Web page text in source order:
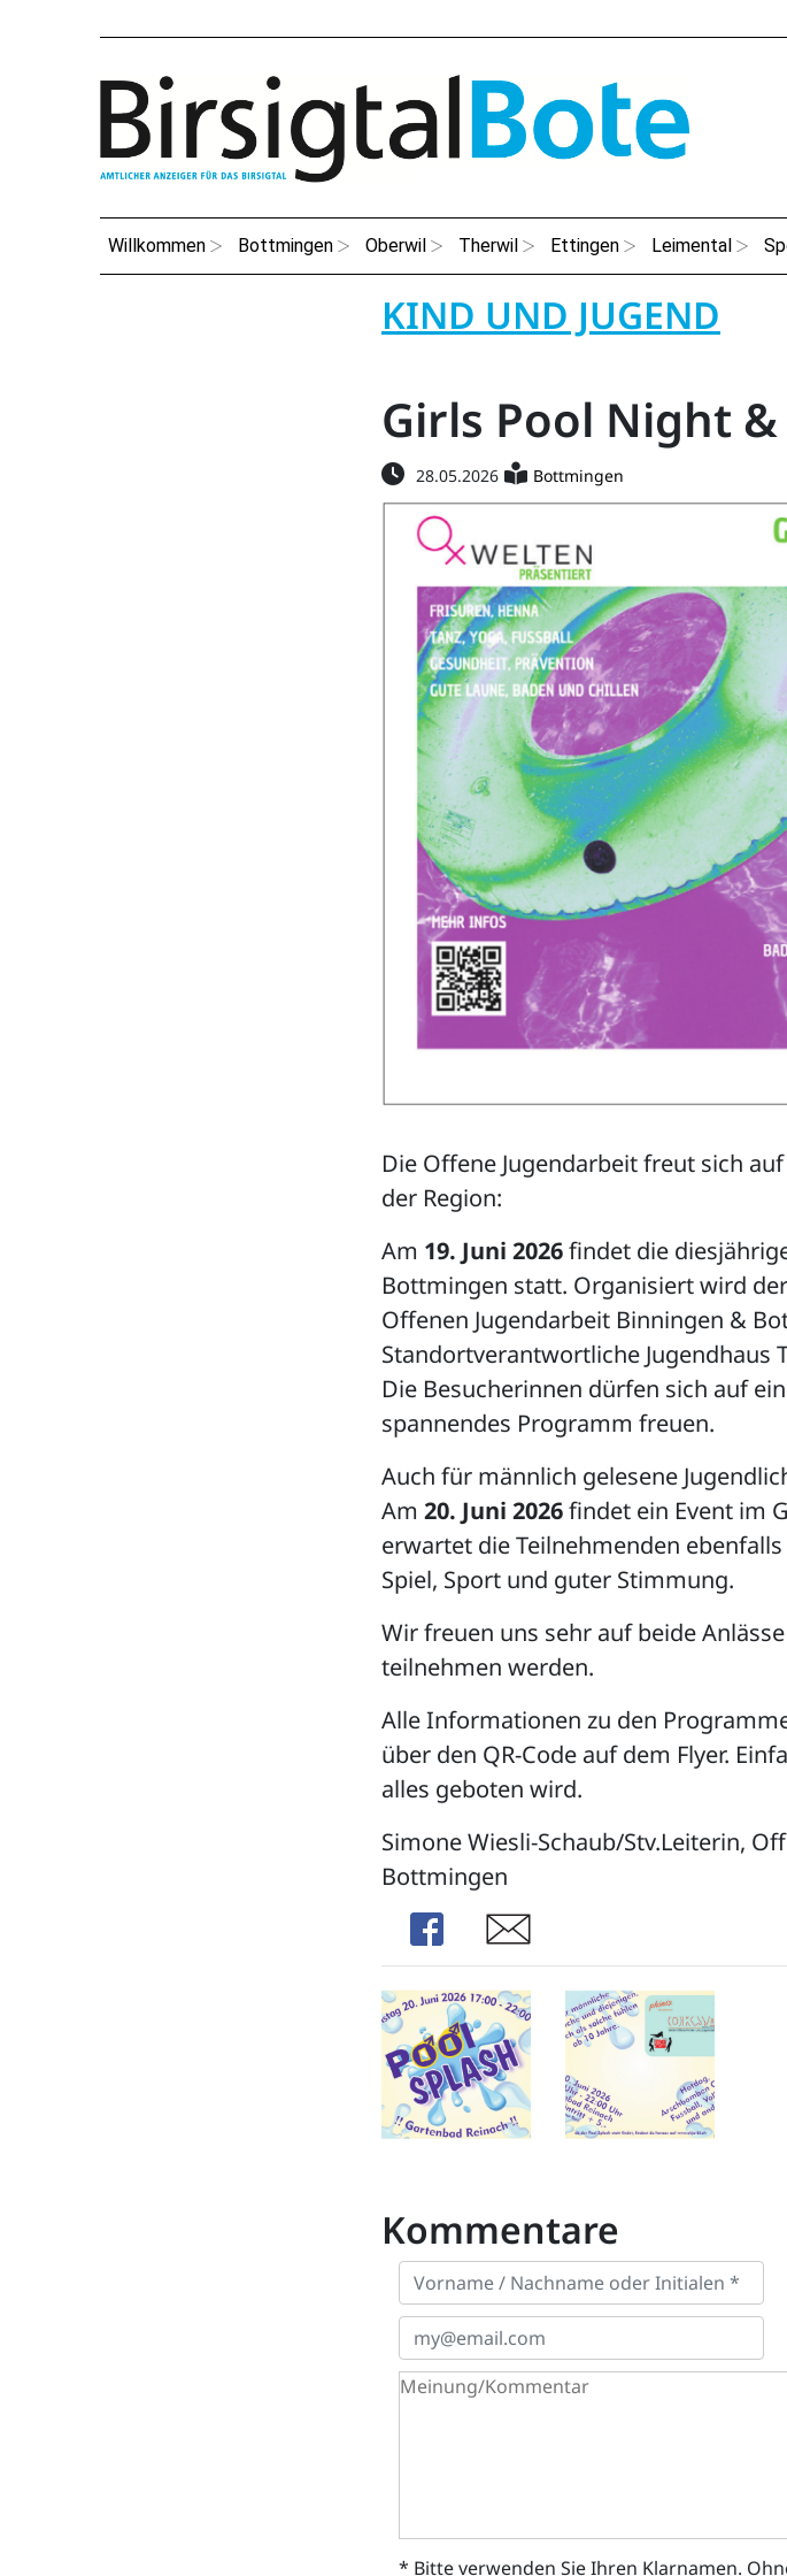
Willkommen Bottmingen Oberwil Therwil Ettingen Leimental
KIND UND JUGEND
Girls Pool Night
28.05.2026 Bottmingen
Die Offene Jugendarbeit freut sich
der Region:
Am 19. Juni 2026findet die
Bottmingen statt. Organisiert wird
Offenen Jugendarbeit Binningen &
Standortverantwortliche Jugendhaus
Die Besucherinnen dürfen sich auf
spannendes Programm freuen.
Auch für männlich gelesene
Am 20. Juni 2026findet ein Event im
erwartet die Teilnehmenden
Spiel, Sport und guter Stimmung.
Wir freuen uns sehr auf beide
teilnehmen werden.
Alle Informationen zu den
über den QR-Code auf dem Flyer.
alles geboten wird.
Simone Wiesli-Schaub/Stv.Leiterin,
Bottmingen
Share
Share
Kommentare
* Bitte verwenden Sie Ihren Klarnamen.